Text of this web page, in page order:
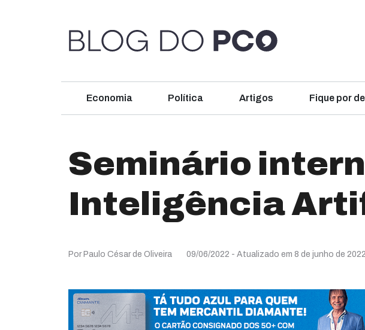
Economia Política Artigos Fique por
Seminário
Inteligência
Por Paulo César de Oliveira 09/06/2022 - Atualizado em 8 de junho de 2022